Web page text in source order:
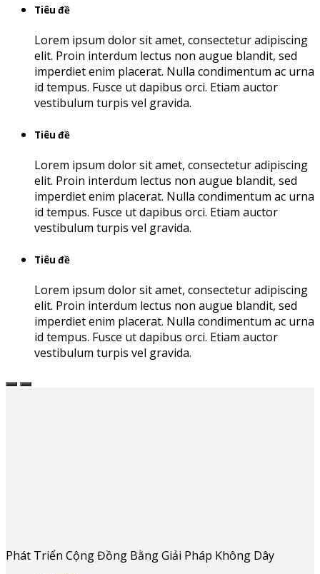
Tiêu đề
Lorem ipsum dolor sit amet, consectetur adipiscing
elit. Proin interdum lectus non augue blandit, sed
imperdiet enim placerat. Nulla condimentum ac urna
id tempus. Fusce ut dapibus orci. Etiam auctor
vestibulum turpis vel gravida.
Tiêu đề
Lorem ipsum dolor sit amet, consectetur adipiscing
elit. Proin interdum lectus non augue blandit, sed
imperdiet enim placerat. Nulla condimentum ac urna
id tempus. Fusce ut dapibus orci. Etiam auctor
vestibulum turpis vel gravida.
Tiêu đề
Lorem ipsum dolor sit amet, consectetur adipiscing
elit. Proin interdum lectus non augue blandit, sed
imperdiet enim placerat. Nulla condimentum ac urna
id tempus. Fusce ut dapibus orci. Etiam auctor
vestibulum turpis vel gravida.
Phát Triển Cộng Đồng Bằng Giải Pháp Không Dây